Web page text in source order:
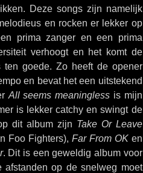
Deze songs zijn namelijk
en rocken er lekker op
prima zanger en een prima
verhoogt en het komt de
goede. Zo heeft de opener
en bevat het een uitstekend
All seems meaningless is mijn
is lekker catchy en swingt de
dit album zijn Take Or Leave
Foo Fighters), Far From OKen
. Dit is een geweldig album voor
op de snelweg moet